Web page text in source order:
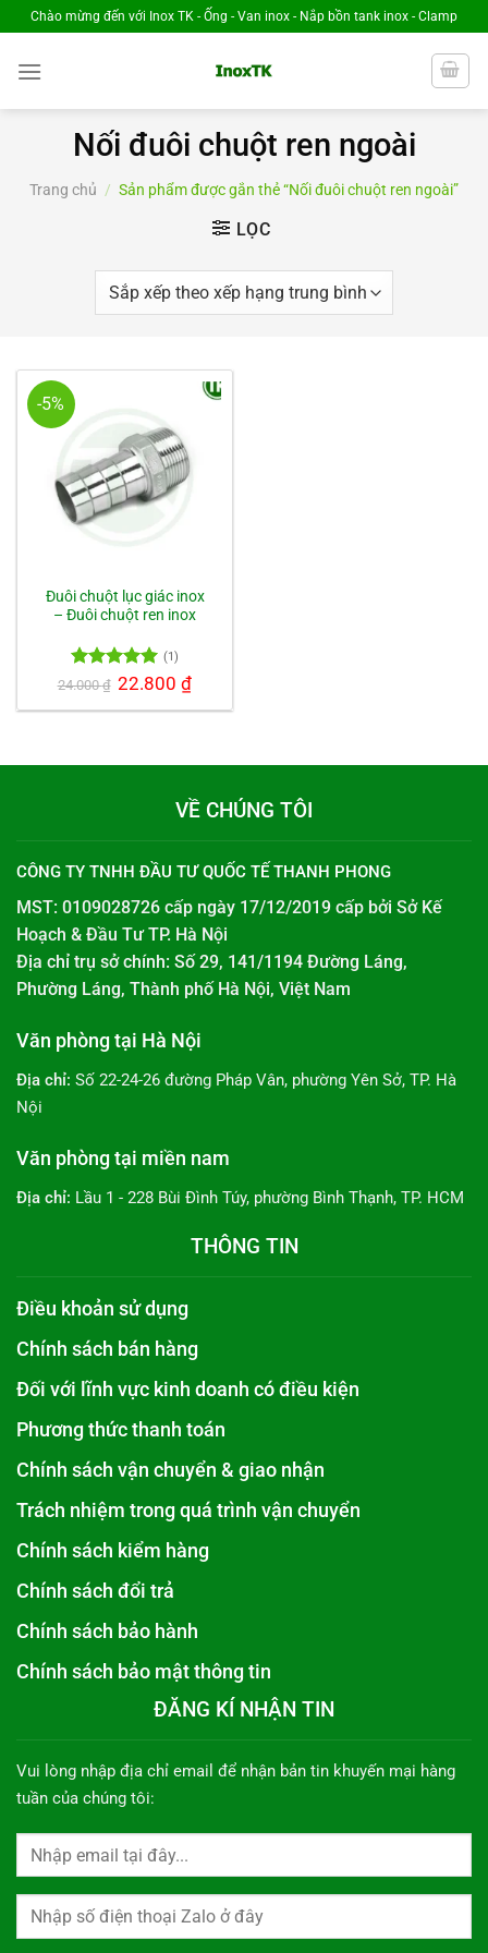
Chuyển
đến
nội
Chào mừng đến với Inox TK - Ống - Van inox - Nắp bồn tank inox - Clamp
Nối đuôi chuột ren ngoài
Trang chủ / Sản phẩm được gắn thẻ “Nối đuôi chuột ren ngoài”
LỌC
-5%
Đuôi chuột lục giác inox
– Đuôi chuột ren inox
Được xếp
5 sao
(1)
24.000₫ Giá
gốc
là:
22.800₫Giá
tại
VỀ CHÚNG TÔI
CÔNG TY TNHH ĐẦU TƯ QUỐC TẾ THANH PHONG
MST: 0109028726 cấp ngày 17/12/2019 cấp bởi Sở Kế
Hoạch & Đầu Tư TP. Hà Nội
Địa chỉ trụ sở chính: Số 29, 141/1194 Đường Láng,
Phường Láng, Thành phố Hà Nội, Việt Nam
Văn phòng tại Hà Nội
Địa chỉ: Số 22-24-26 đường Pháp Vân, phường Yên Sở, TP. Hà
Nội
Văn phòng tại miền nam
Địa chỉ: Lầu 1 - 228 Bùi Đình Túy, phường Bình Thạnh, TP. HCM
THÔNG TIN
Điều khoản sử dụng
Chính sách bán hàng
Đối với lĩnh vực kinh doanh có điều kiện
Phương thức thanh toán
Chính sách vận chuyển & giao nhận
Trách nhiệm trong quá trình vận chuyển
Chính sách kiểm hàng
Chính sách đổi trả
Chính sách bảo hành
Chính sách bảo mật thông tin
ĐĂNG KÍ NHẬN TIN
Vui lòng nhập địa chỉ email để nhận bản tin khuyến mại hàng
tuần của chúng tôi: